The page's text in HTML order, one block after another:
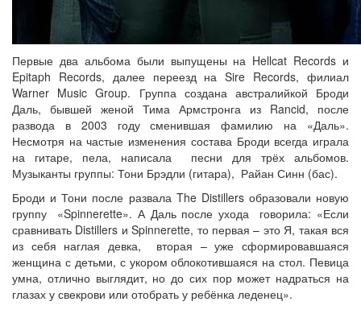
Первые два альбома были выпущены на Hellcat Records и
Epitaph Records, далее переезд на Sire Records, филиал
Warner Music Group. Группа создана австралийкой Броди
Даль, бывшей женой Тима Армстронга из Rancid, после
развода в 2003 году сменившая фамилию на «Даль».
Несмотря на частые изменения состава Броди всегда играла
на гитаре, пела, написала песни для трёх альбомов.
Музыканты группы: Тони Брэдли (гитара), Райан Синн (бас).
Броди и Тони после развала The Distillers образовали новую
группу «Spinnerette». А Даль после ухода говорила: «Если
сравнивать Distillers и Spinnerette, то первая – это Я, такая вся
из себя наглая девка, вторая – уже сформировавшаяся
женщина с детьми, с укором облокотившаяся на стол. Певица
умна, отлично выглядит, но до сих пор может надраться на
глазах у свекрови или отобрать у ребёнка леденец».